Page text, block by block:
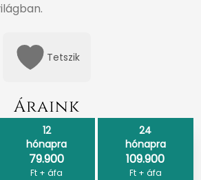
Tetszik
Áraink
12
hónapra
79.900
Ft + áfa
24
hónapra
109.900
Ft + áfa